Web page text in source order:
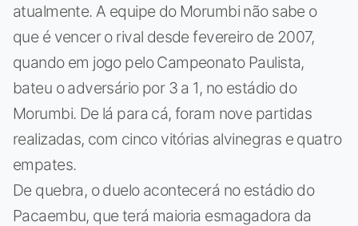
atualmente. A equipe do Morumbi não sabe o
que é vencer o rival desde fevereiro de 2007,
quando em jogo pelo Campeonato Paulista,
bateu o adversário por 3 a 1, no estádio do
Morumbi. De lá para cá, foram nove partidas
realizadas, com cinco vitórias alvinegras e quatro
empates.
De quebra, o duelo acontecerá no estádio do
Pacaembu, que terá maioria esmagadora da